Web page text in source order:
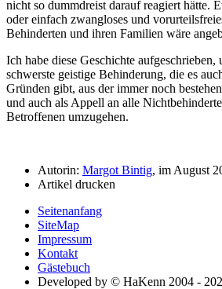
nicht so dummdreist darauf reagiert hätte.
oder einfach zwangloses und
Behinderten und ihren Familien wäre
Ich habe diese Geschichte aufgeschrieben,
schwerste geistige Behinderung, die es
Gründen gibt, aus der immer noch
und auch als Appell an alle
Betroffenen umzugehen.
Autorin: Margot Bintig, im August
Artikel drucken
Seitenanfang
SiteMap
Impressum
Kontakt
Gästebuch
Developed by © HaKenn 2004 -